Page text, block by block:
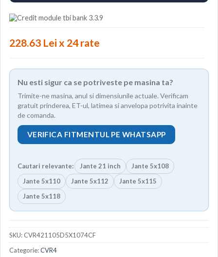
228.63 Lei x 24 rate
Nu esti sigur ca se potriveste pe masina ta?
Trimite-ne masina, anul si dimensiunile actuale. Verificam
gratuit prinderea, ET-ul, latimea si anvelopa potrivita inainte
de comanda.
VERIFICA FITMENTUL PE WHATSAPP
Cautari relevante: Jante 21 inch
Jante 5x108
Jante 5x110
Jante 5x112
Jante 5x115
Jante 5x118
SKU:CVR421105D5X1074CF
Categorie:CVR4